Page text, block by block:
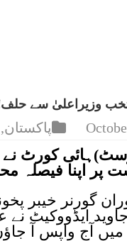
وزیراعلیٰ سے
پاکستان,
کورٹ نے
پر اپنا فیصلہ
گورنر خیبر
ایڈووکیٹ
میں آج واپس آ